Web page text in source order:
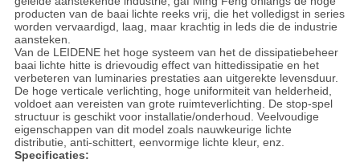
producten van de baai lichte reeks vrij, die het volledigst in series
worden vervaardigd, laag, maar krachtig in leds die de industrie
aansteken.
Van de LEIDENE het hoge systeem van het de dissipatiebeheer
baai lichte hitte is drievoudig effect van hittedissipatie en het
verbeteren van luminaries prestaties aan uitgerekte levensduur.
De hoge verticale verlichting, hoge uniformiteit van helderheid,
voldoet aan vereisten van grote ruimteverlichting. De stop-spel
structuur is geschikt voor installatie/onderhoud. Veelvoudige
eigenschappen van dit model zoals nauwkeurige lichte
distributie, anti-schittert, eenvormige lichte kleur, enz.
Specificaties: